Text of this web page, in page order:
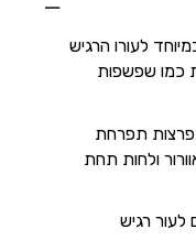
לעורו הרגיש
כמו שפשפות
תפרחת
ולחות תחת
לעור רגיש